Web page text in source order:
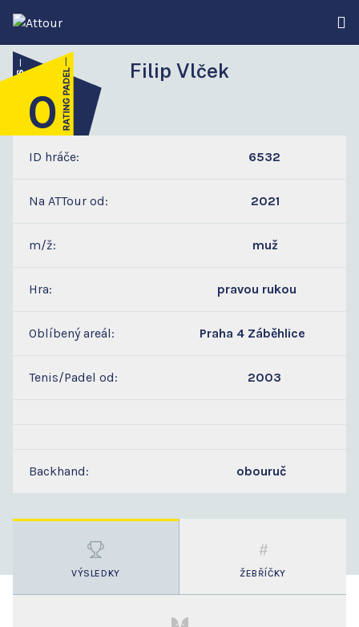
Filip Vlček
4
0
ID hráče: 6532
Na ATTour od: 2021
m/ž: muž
Hra: pravou rukou
Oblíbený areál: Praha 4 Záběhlice
Tenis/Padel od: 2003
Backhand: obouruč
VÝSLEDKY ŽEBŘÍČKY